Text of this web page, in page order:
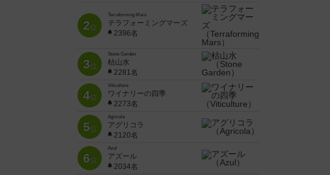
2位
Terraforming Mars
テラフォーミングマーズ
2396名
3位
Stone Garden
枯山水
2281名
4位
Viticulture
ワイナリーの四季
2273名
5位
Agricola
アグリコラ
2120名
6位
Azul
アズール
2034名